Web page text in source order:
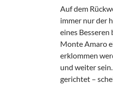
Auf dem
immer nur der
eines
Monte Amaro
erklommen
und weiter
gerichtet –